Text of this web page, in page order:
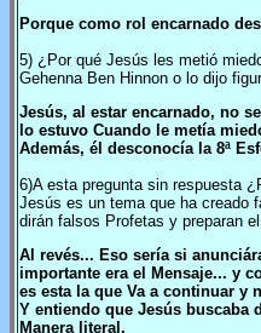
Porque como rol encarnado
5) ¿Por qué Jesús les metió
Gehenna Ben Hinnon o lo dijo
Jesús, al estar encarnado, no
lo estuvo Cuando le metía
Además, él desconocía la 8ª
6)A esta pregunta sin respuesta
Jesús es un tema que ha creado
dirán falsos Profetas y preparan
Al revés... Eso sería si
importante era el Mensaje... y
es esta la que Va a continuar y
Y entiendo que Jesús buscaba
Manera literal.